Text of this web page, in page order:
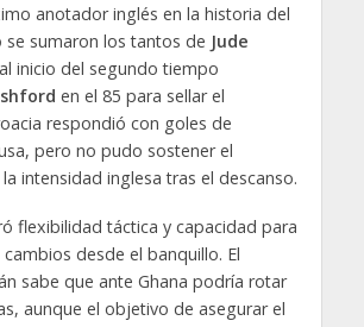
anotador inglés en la historia del
se sumaron los tantos de Jude
al inicio del segundo tiempo
en el 85 para sellar el
respondió con goles de
pero no pudo sostener el
intensidad inglesa tras el descanso.
flexibilidad táctica y capacidad para
desde el banquillo. El
sabe que ante Ghana podría rotar
aunque el objetivo de asegurar el